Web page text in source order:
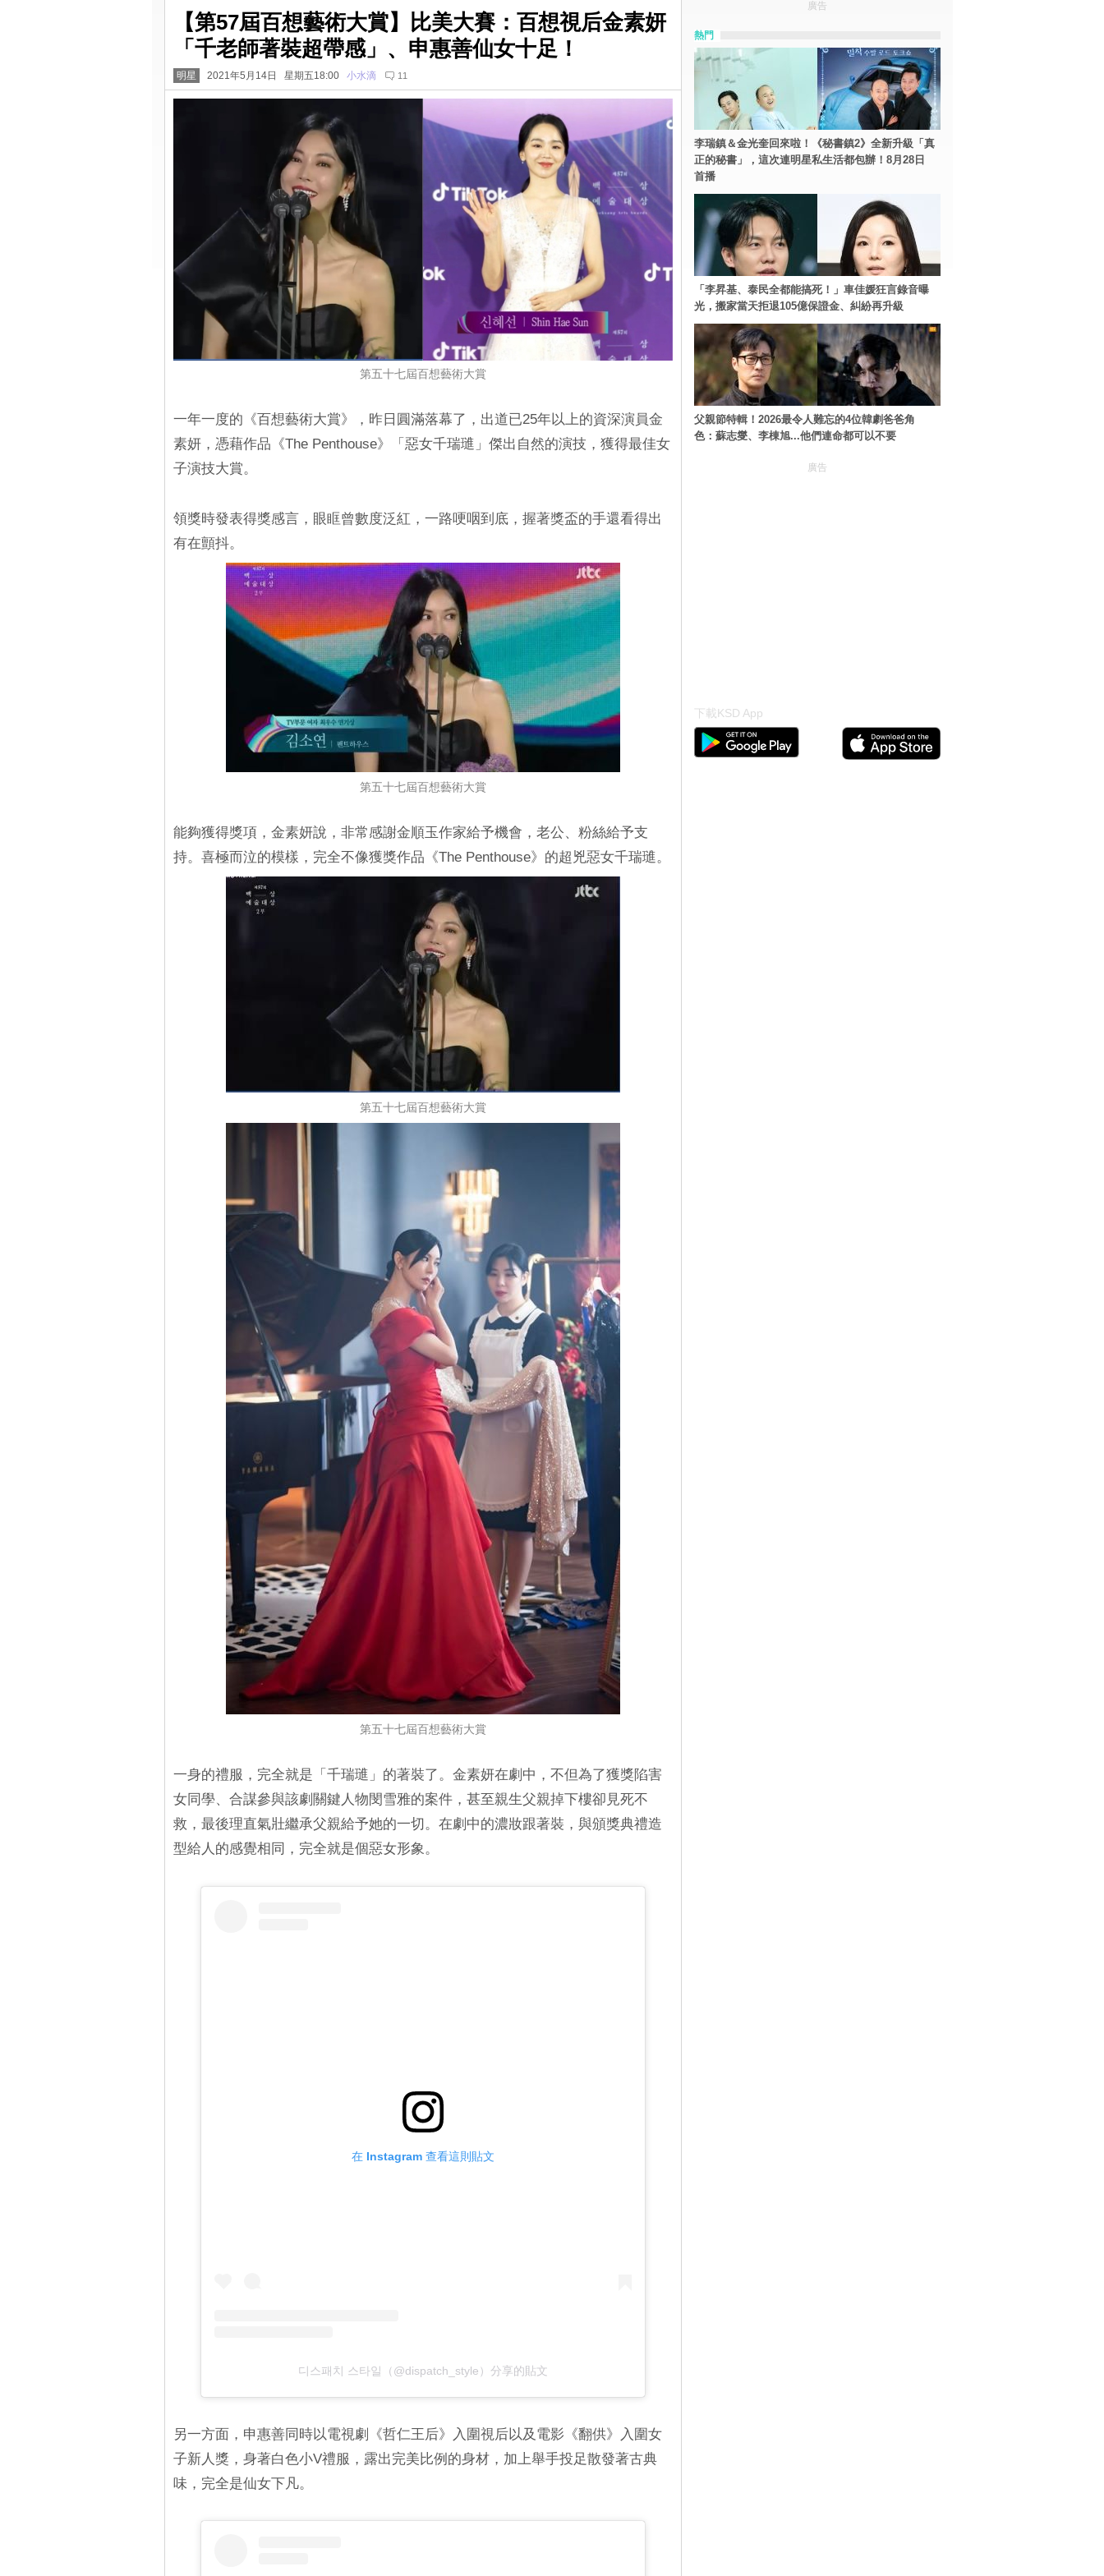
【第57屆百想藝術大賞】比美大賽：百想視后金素妍
「千老師著裝超帶感」、申惠善仙女十足！
明星 2021年5月14日 星期五18:00 小水滴 11
第五十七屆百想藝術大賞
一年一度的《百想藝術大賞》，昨日圓滿落幕了，出道已25年以上的資深演員金
素妍，憑藉作品《The Penthouse》「惡女千瑞璡」傑出自然的演技，獲得最佳女
子演技大賞。
領獎時發表得獎感言，眼眶曾數度泛紅，一路哽咽到底，握著獎盃的手還看得出
有在顫抖。
第五十七屆百想藝術大賞
能夠獲得獎項，金素妍說，非常感謝金順玉作家給予機會，老公、粉絲給予支
持。喜極而泣的模樣，完全不像獲獎作品《The Penthouse》的超兇惡女千瑞璡。
第五十七屆百想藝術大賞
第五十七屆百想藝術大賞
一身的禮服，完全就是「千瑞璡」的著裝了。金素妍在劇中，不但為了獲獎陷害
女同學、合謀參與該劇關鍵人物閔雪雅的案件，甚至親生父親掉下樓卻見死不
救，最後理直氣壯繼承父親給予她的一切。在劇中的濃妝跟著裝，與頒獎典禮造
型給人的感覺相同，完全就是個惡女形象。
在 Instagram 查看這則貼文
디스패치 스타일（@dispatch_style）分享的貼文
另一方面，申惠善同時以電視劇《哲仁王后》入圍視后以及電影《翻供》入圍女
子新人獎，身著白色小V禮服，露出完美比例的身材，加上舉手投足散發著古典
味，完全是仙女下凡。
廣告
熱門
李瑞鎮＆金光奎回來啦！《秘書鎮2》全新升級「真
正的秘書」，這次連明星私生活都包辦！8月28日
首播
「李昇基、泰民全都能搞死！」車佳媛狂言錄音曝
光，搬家當天拒退105億保證金、糾紛再升級
父親節特輯！2026最令人難忘的4位韓劇爸爸角
色：蘇志燮、李棟旭...他們連命都可以不要
廣告
下載KSD App